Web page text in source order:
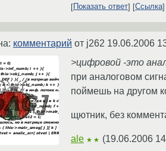
Показать ответ Ссылка
комментарий от j262 19.06.2006
>цифровой -это
при аналоговом
поймешь на другом
щютник, без
ale ★★ (19.06.2006